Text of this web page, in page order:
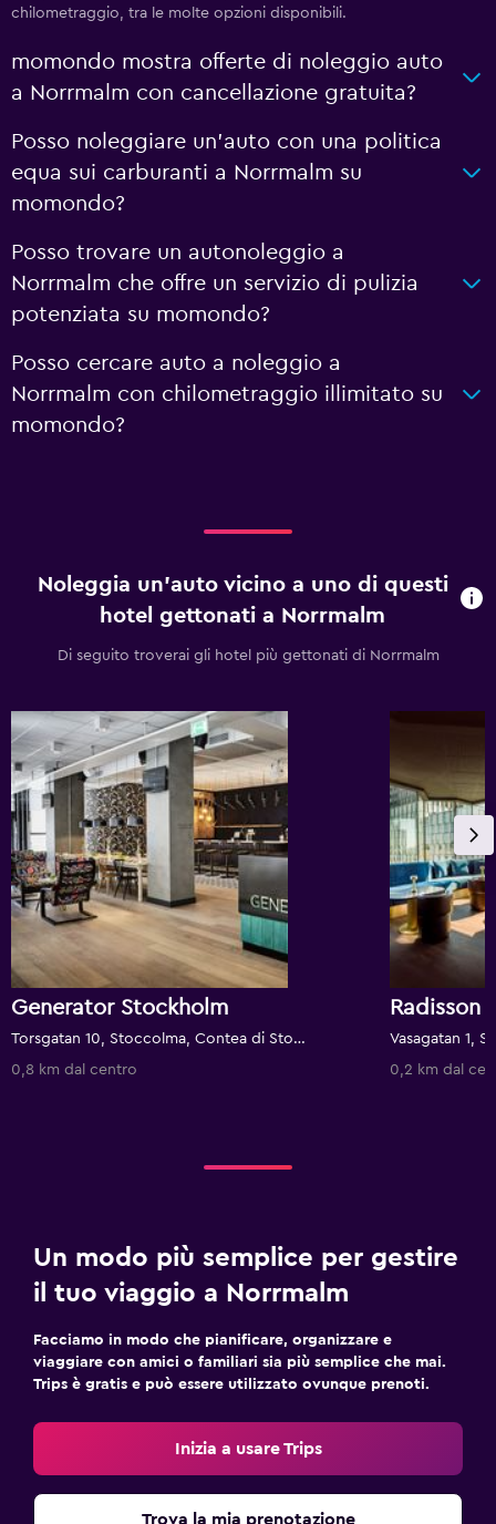
chilometraggio, tra le molte opzioni disponibili.
momondo mostra offerte di noleggio auto
a Norrmalm con cancellazione gratuita?
Posso noleggiare un'auto con una politica
equa sui carburanti a Norrmalm su
momondo?
Posso trovare un autonoleggio a
Norrmalm che offre un servizio di pulizia
potenziata su momondo?
Posso cercare auto a noleggio a
Norrmalm con chilometraggio illimitato su
momondo?
Noleggia un'auto vicino a uno di questi
hotel gettonati a Norrmalm
Di seguito troverai gli hotel più gettonati di Norrmalm
Generator Stockholm
Torsgatan 10, Stoccolma, Contea di Stoccolma, Svezia
0,8 km dal centro
0,2 km dal
Un modo più semplice per gestire
il tuo viaggio a Norrmalm
Facciamo in modo che pianificare, organizzare e
viaggiare con amici o familiari sia più semplice che mai.
Trips è gratis e può essere utilizzato ovunque prenoti.
Inizia a usare Trips
Trova la mia prenotazione